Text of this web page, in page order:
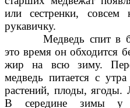
или сестренки,
рукавичку.
Медведь спит в
это время он обходится
жир на всю зиму.
медведь питается с
растений, плоды,
В середине зимы у